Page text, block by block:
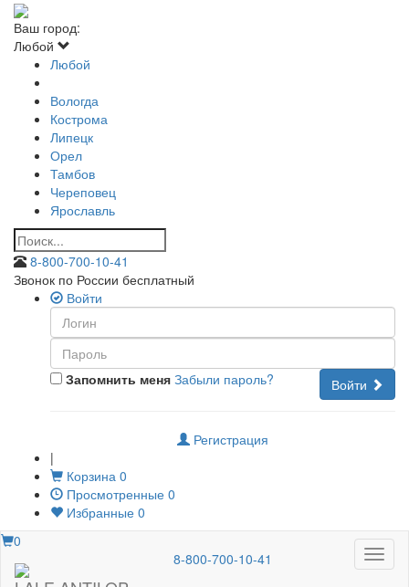
Ваш город:
Любой
Любой
Вологда
Кострома
Липецк
Орел
Тамбов
Череповец
Ярославль
8-800-700-10-41
Звонок по России бесплатный
Войти
Запомнить меня Войти
Забыли пароль?
Регистрация
|
Корзина 0
Просмотренные 0
Избранные 0
Меню
0
8-800-700-10-41